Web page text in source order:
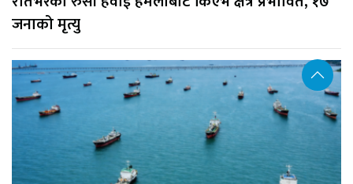
जनाको मृत्यु